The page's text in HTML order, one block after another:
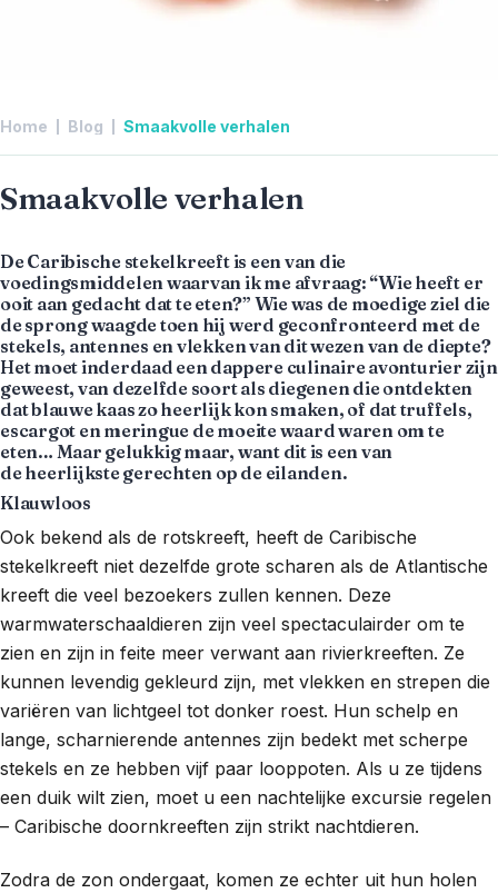
Home Blog Smaakvolle verhalen
Smaakvolle verhalen
De Caribische stekelkreeft is een van die
voedingsmiddelen waarvan ik me afvraag: “Wie heeft er
ooit aan gedacht dat te eten?” Wie was de moedige ziel die
de sprong waagde toen hij werd geconfronteerd met de
stekels, antennes en vlekken van dit wezen van de diepte?
Het moet inderdaad een dappere culinaire avonturier zijn
geweest, van dezelfde soort als diegenen die ontdekten
dat blauwe kaas zo heerlijk kon smaken, of dat truffels,
escargot en meringue de moeite waard waren om te
eten… Maar gelukkig maar, want dit is een van
de heerlijkste gerechten op de eilanden.
Klauwloos
Ook bekend als de rotskreeft, heeft de Caribische
stekelkreeft niet dezelfde grote scharen als de Atlantische
kreeft die veel bezoekers zullen kennen. Deze
warmwaterschaaldieren zijn veel spectaculairder om te
zien en zijn in feite meer verwant aan rivierkreeften. Ze
kunnen levendig gekleurd zijn, met vlekken en strepen die
variëren van lichtgeel tot donker roest. Hun schelp en
lange, scharnierende antennes zijn bedekt met scherpe
stekels en ze hebben vijf paar looppoten. Als u ze tijdens
een duik wilt zien, moet u een nachtelijke excursie regelen
– Caribische doornkreeften zijn strikt nachtdieren.
Zodra de zon ondergaat, komen ze echter uit hun holen